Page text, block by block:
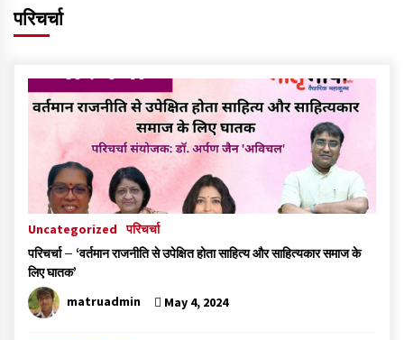
परिचर्चा
Uncategorized
परिचर्चा
परिचर्चा – ‘वर्तमान राजनीति से उपेक्षित होता साहित्य और साहित्यकार समाज के
लिए घातक’
matruadmin
May 4, 2024